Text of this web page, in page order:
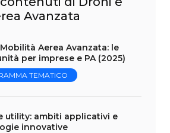
Avanzata
Aerea Avanzata: le
per imprese e PA (2025)
TEMATICO
utility: ambiti applicativi e
innovative